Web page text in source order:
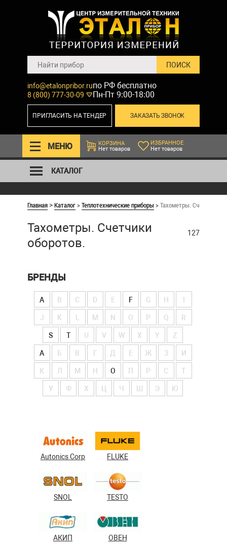
info@etalonpribor.ru
8 (800) 777-30-09
по РФ бесплатно
Пн-Пт 9:00-18:00
ЗАКАЗАТЬ ЗВОНОК
ПРИГЛАСИТЬ НА ТЕНДЕР
МЕНЮ
КОРЗИНА
Нет товаров
ИЗБРАННОЕ
Нет товаров
КАТАЛОГ
Главная >Каталог>Теплотехнические приборы >Тахометры. Счетчики
Тахометры. Счетчики
оборотов.
127
БРЕНДЫ
A B C D E F G H
J K M N O P Q R
S T V W X Y Z
А Б В Г Д Е Ж З И
К Л М Н О П Р С Т
У Ф Х Ч Э Ю
Autonics Corp FLUKE
SNOL TESTO
АКИП ОВЕН